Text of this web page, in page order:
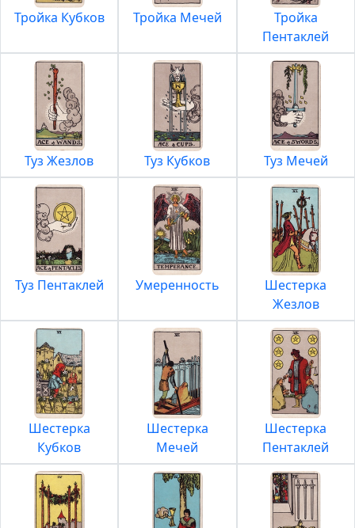
Тройка Кубков Тройка Мечей
Тройка
Пентаклей
Туз Жезлов Туз Кубков Туз Мечей
Туз Пентаклей Умеренность
Шестерка
Жезлов
Шестерка
Кубков
Шестерка
Мечей
Шестерка
Пентаклей